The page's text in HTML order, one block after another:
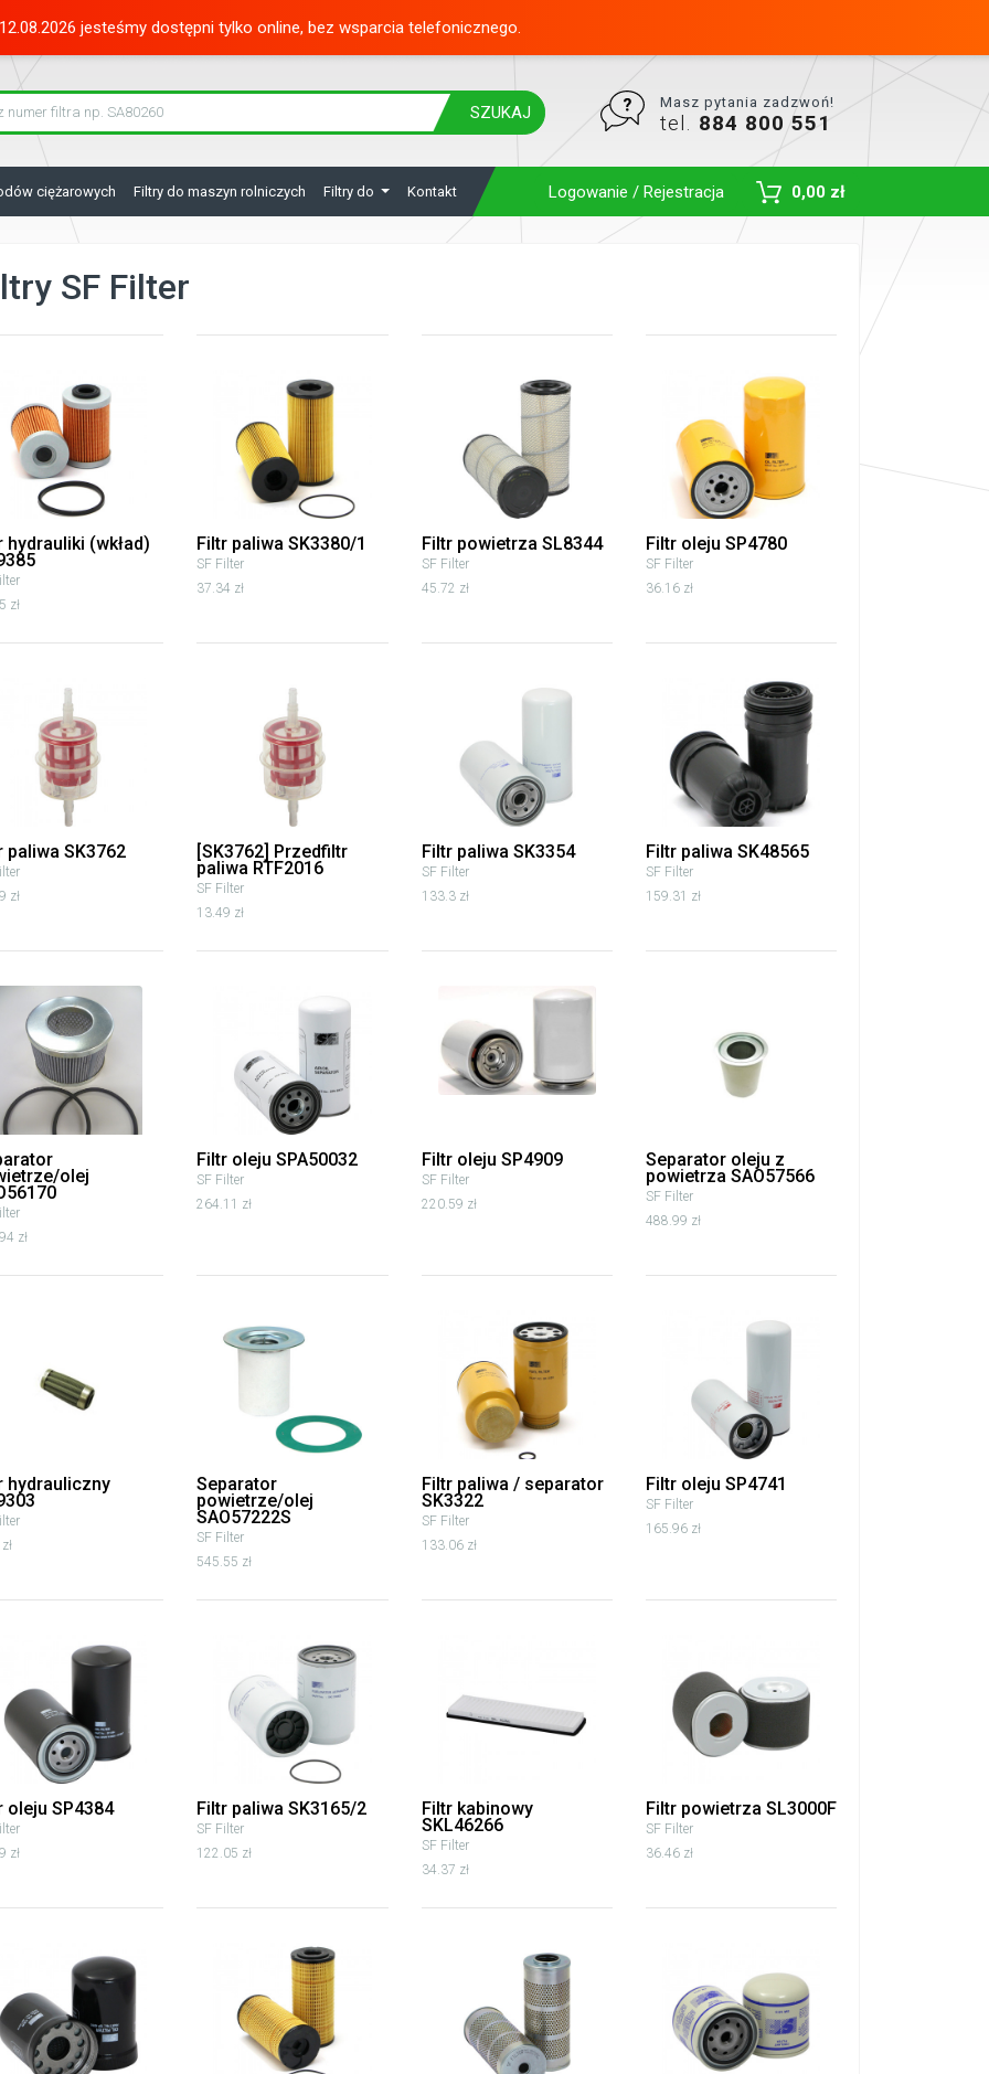
jesteśmy dostępni tylko online, bez wsparcia telefonicznego.
SZUKAJ
Masz pytania zadzwoń!
tel. 884 800 551
ciężarowych Filtry do maszyn rolniczych Filtry do Kontakt Logowanie / Rejestracja 0,00 zł
SF Filter
hydrauliki (wkład)
zł
Filtr paliwa SK3380/1
SF Filter
37.34 zł
Filtr powietrza SL8344
SF Filter
45.72 zł
Filtr oleju SP4780
SF Filter
36.16 zł
paliwa SK3762
zł
[SK3762] Przedfiltr
paliwa RTF2016
SF Filter
13.49 zł
Filtr paliwa SK3354
SF Filter
133.3 zł
Filtr paliwa SK48565
SF Filter
159.31 zł
olej
zł
Filtr oleju SPA50032
SF Filter
264.11 zł
Filtr oleju SP4909
SF Filter
220.59 zł
Separator oleju z
powietrza SAO57566
SF Filter
488.99 zł
hydrauliczny Separator
powietrze/olej
SAO57222S
SF Filter
545.55 zł
Filtr paliwa / separator
SK3322
SF Filter
133.06 zł
Filtr oleju SP4741
SF Filter
165.96 zł
oleju SP4384
zł
Filtr paliwa SK3165/2
SF Filter
122.05 zł
Filtr kabinowy
SKL46266
SF Filter
34.37 zł
Filtr powietrza SL3000F
SF Filter
36.46 zł